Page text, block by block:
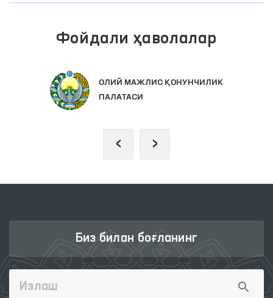
Фойдали ҳаволалар
ОЛИЙ МАЖЛИС ҚОНУНЧИЛИК
ПАЛАТАСИ
‹ ›
Биз билан боғланинг